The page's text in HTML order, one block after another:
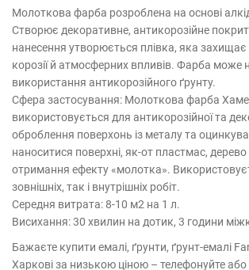
Молоткова фарба розроблена на основі
Створює декоративне, антикорозійне
нанесення утворюється плівка, яка захищає
корозії й атмосферних впливів. Фарба може
використання антикорозійного ґрунту.
Сфера застосування: Молоткова фарба
використовується для антикорозійної та
оброблення поверхонь із металу та
наноситися поверхні, як-от пластмас,
отримання ефекту «молотка».
зовнішніх, так і внутрішніх робіт.
Середня витрата: 8-10 м2 на 1 л.
Висихання: 30 хвилин на дотик, 3 години
Бажаєте купити емалі, ґрунти, ґрунт-емалі
Харкові за низькою ціною – телефонуйте